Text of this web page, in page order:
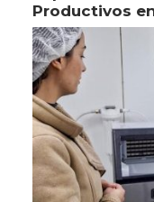
Productivos